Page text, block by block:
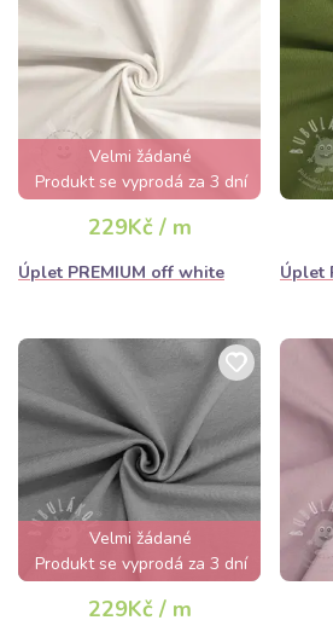
Velmi žádané
Produkt se vyprodá za 3 dní
229Kč / m
Úplet PREMIUM off white Úplet
Velmi žádané
Produkt se vyprodá za 3 dní
229Kč / m